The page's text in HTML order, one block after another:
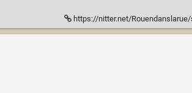
https://nitter.net/